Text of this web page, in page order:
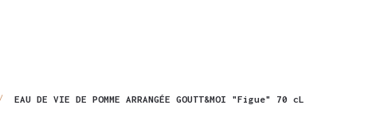
EAU DE VIE DE POMME ARRANGÉE GOUTT&MOI "Figue" 70 cL